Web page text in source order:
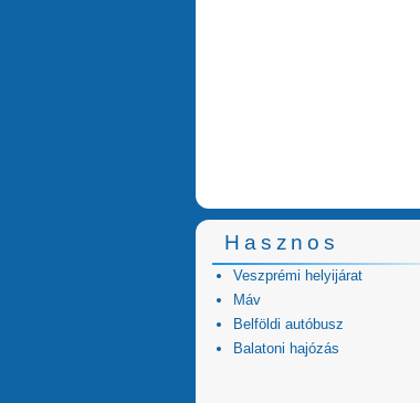
Hasznos
Veszprémi helyijárat
Máv
Belföldi autóbusz
Balatoni hajózás